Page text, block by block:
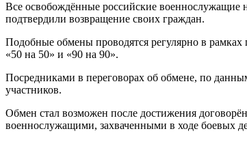
Все освобождённые российские военнослужащие
подтвердили возвращение своих граждан.
Подобные обмены проводятся регулярно в
«50 на 50» и «90 на 90».
Посредниками в переговорах об обмене, по
участников.
Обмен стал возможен после достижения
военнослужащими, захваченными в ходе боевых